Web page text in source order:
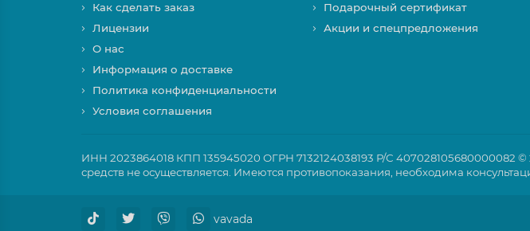
Как сделать заказ
Лицензии
О нас
Информация о доставке
Политика конфиденциальности
Условия соглашения
Подарочный сертификат
Акции и спецпредложения
ИНН 2023864018 КПП 135945020 ОГРН 7132124038193 Р/С 407028105680000082
средств не осуществляется. Имеются противопоказания, необходима
vavada